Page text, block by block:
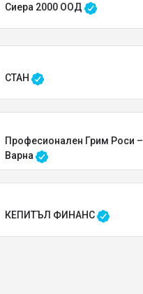
Сиера 2000 ООД
СТАН
Професионален Грим Роси –
Варна
КЕПИТЪЛ ФИНАНС